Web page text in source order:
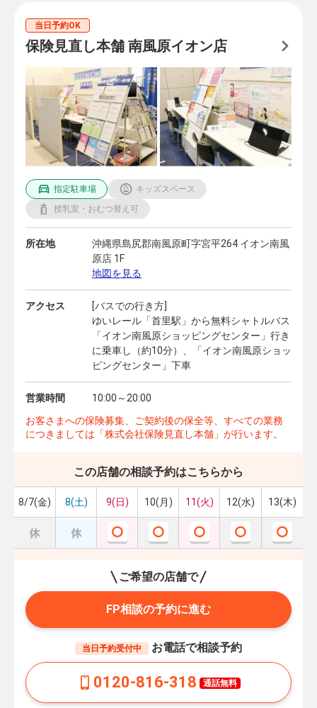
当日予約OK
保険見直し本舗 南風原イオン店
指定駐車場
キッズスペース
授乳室・おむつ替え可
所在地
沖縄県島尻郡南風原町字宮平264 イオン南風
原店 1F
地図を見る
アクセス
[バスでの行き方]
ゆいレール「首里駅」から無料シャトルバス
「イオン南風原ショッピングセンター」行き
に乗車し（約10分）、「イオン南風原ショッ
ピングセンター」下車
営業時間
10:00～20:00
お客さまへの保険募集、ご契約後の保全等、すべての業務
につきましては「株式会社保険見直し本舗」が行います。
この店舗の相談予約はこちらから
8/7(金) 8(土) 9(日) 10(月) 11(火) 12(水) 13(木)
ご希望の店舗で
FP相談の予約に進む
当日予約受付中 お電話で相談予約
0120-816-318 通話無料